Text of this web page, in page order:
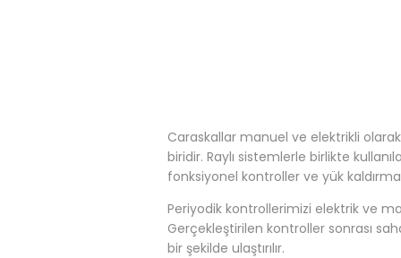
Caraskallar manuel ve elektrikli
biridir. Raylı sistemlerle birlikte
fonksiyonel kontroller ve yük
Periyodik kontrollerimizi elektrik ve
Gerçekleştirilen kontroller sonrası
bir şekilde ulaştırılır.